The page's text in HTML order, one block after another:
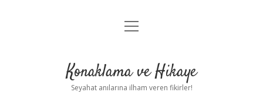
Anasayfa
Yasal Uyarı
menüyü
Konaklama ve Hikaye
Seyahat anılarına ilham veren fikirler!